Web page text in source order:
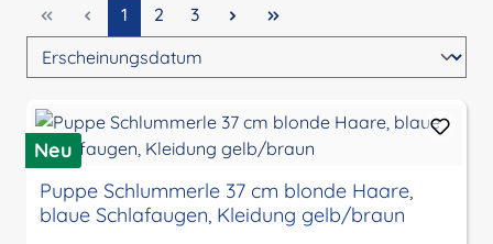
Seite
1 Seite
2 Seite
3
Neu
Puppe Schlummerle 37 cm blonde Haare,
blaue Schlafaugen, Kleidung gelb/braun